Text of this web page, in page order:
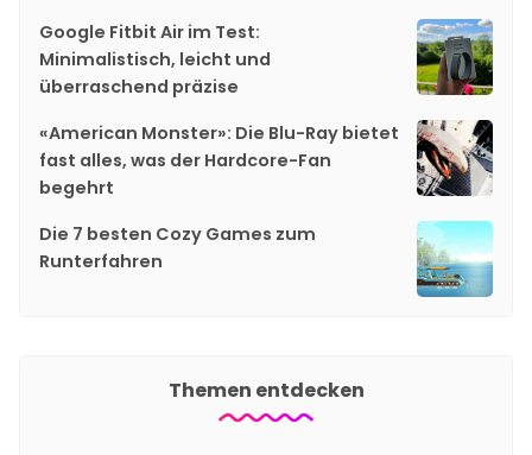
Google Fitbit Air im Test:
Minimalistisch, leicht und
überraschend präzise
«American Monster»: Die Blu-Ray bietet
fast alles, was der Hardcore-Fan
begehrt
Die 7 besten Cozy Games zum
Runterfahren
Themen entdecken